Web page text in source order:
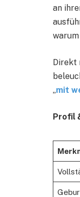
an
Direkt
„mit
Profil